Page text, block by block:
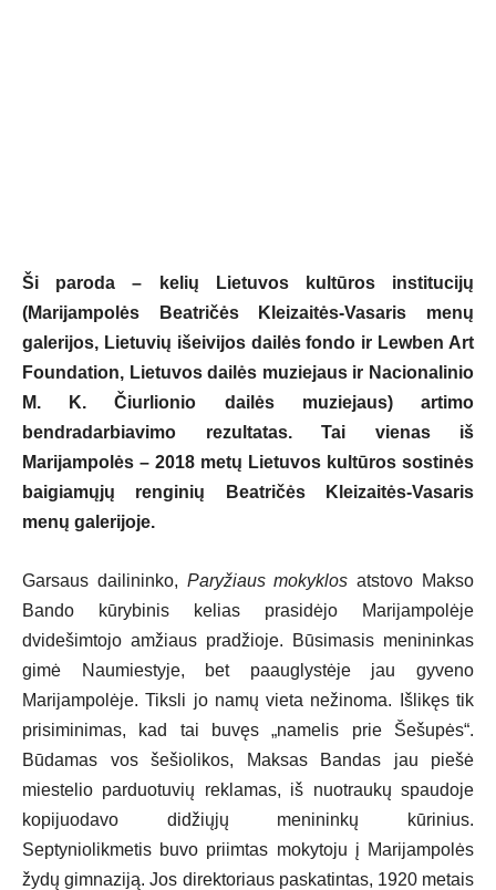
Ši paroda – kelių Lietuvos kultūros institucijų
(Marijampolės Beatričės Kleizaitės-Vasaris menų
galerijos, Lietuvių išeivijos dailės fondo ir Lewben Art
Foundation, Lietuvos dailės muziejaus ir Nacionalinio
M. K. Čiurlionio dailės muziejaus) artimo
bendradarbiavimo rezultatas. Tai vienas iš
Marijampolės – 2018 metų Lietuvos kultūros sostinės
baigiamųjų renginių Beatričės Kleizaitės-Vasaris
menų galerijoje.
Garsaus dailininko, Paryžiaus mokyklos atstovo Makso
Bando kūrybinis kelias prasidėjo Marijampolėje
dvidešimtojo amžiaus pradžioje. Būsimasis menininkas
gimė Naumiestyje, bet paauglystėje jau gyveno
Marijampolėje. Tiksli jo namų vieta nežinoma. Išlikęs tik
prisiminimas, kad tai buvęs „namelis prie Šešupės“.
Būdamas vos šešiolikos, Maksas Bandas jau piešė
miestelio parduotuvių reklamas, iš nuotraukų spaudoje
kopijuodavo didžiųjų menininkų kūrinius.
Septyniolikmetis buvo priimtas mokytoju į Marijampolės
žydų gimnaziją. Jos direktoriaus paskatintas, 1920 metais